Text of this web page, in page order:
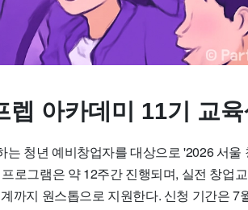
아카데미 11기 교
청년 예비창업자를 대상으로 '2026 서울
로그램은 약 12주간 진행되며, 실전 창업
까지 원스톱으로 지원한다. 신청 기간은 7